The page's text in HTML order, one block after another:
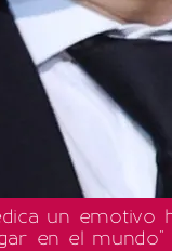
un emotivo
en el mundo"